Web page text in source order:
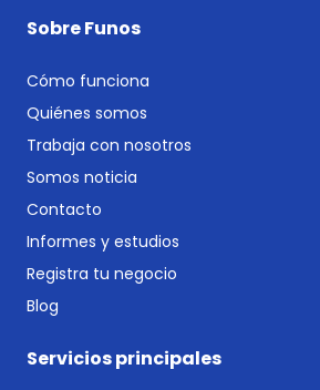
Sobre Funos
Cómo funciona
Quiénes somos
Trabaja con nosotros
Somos noticia
Contacto
Informes y estudios
Registra tu negocio
Blog
Servicios principales